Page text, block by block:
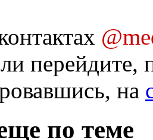
перейдите,
на
по теме